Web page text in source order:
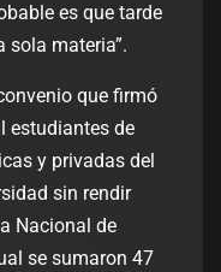
es que tarde
sola materia”.
que firmó
estudiantes de
y privadas del
sin rendir
Nacional de
se sumaron 47